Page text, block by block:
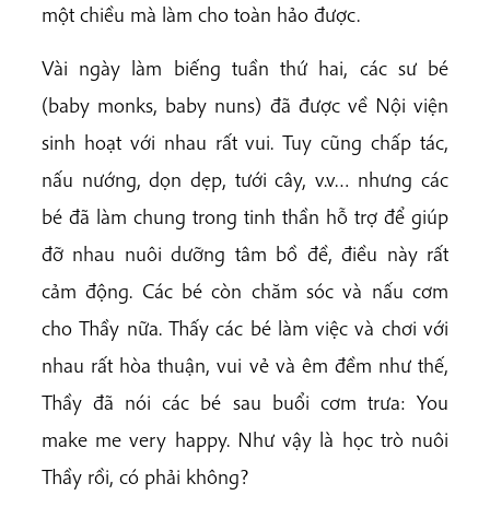
một chiều mà làm cho toàn hảo được.
Vài ngày làm biếng tuần thứ hai, các sư bé
(baby monks, baby nuns) đã được về Nội viện
sinh hoạt với nhau rất vui. Tuy cũng chấp tác,
nấu nướng, dọn dẹp, tưới cây, v.v… nhưng các
bé đã làm chung trong tinh thần hỗ trợ để giúp
đỡ nhau nuôi dưỡng tâm bồ đề, điều này rất
cảm động. Các bé còn chăm sóc và nấu cơm
cho Thầy nữa. Thấy các bé làm việc và chơi với
nhau rất hòa thuận, vui vẻ và êm đềm như thế,
Thầy đã nói các bé sau buổi cơm trưa: You
make me very happy. Như vậy là học trò nuôi
Thầy rồi, có phải không?